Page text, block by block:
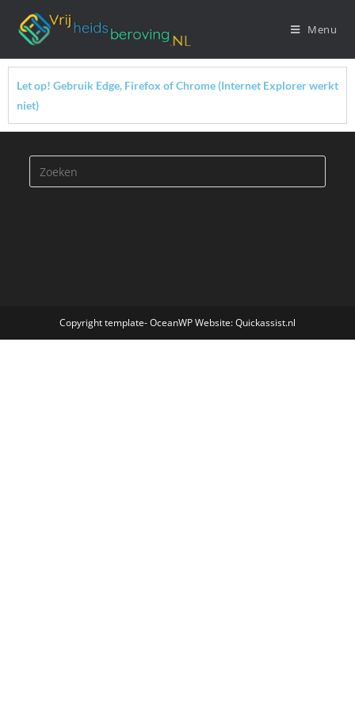
Menu
Let op! Gebruik Edge, Firefox of Chrome (Internet Explorer werkt
niet)
Copyright template- OceanWP Website: Quickassist.nl